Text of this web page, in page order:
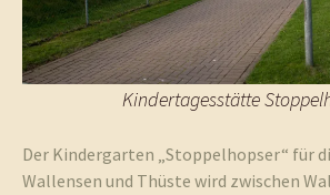
Kindertagesstätte
Der Kindergarten „Stoppelhopser“ für
Wallensen und Thüste wird zwischen